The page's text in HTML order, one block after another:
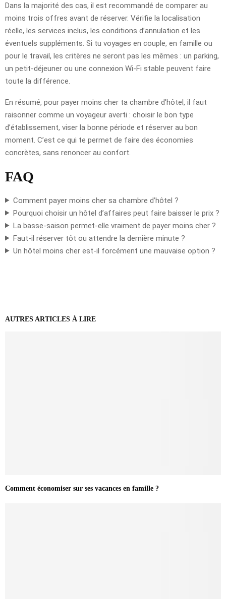
Dans la majorité des cas, il est recommandé de comparer au
moins trois offres avant de réserver. Vérifie la localisation
réelle, les services inclus, les conditions d’annulation et les
éventuels suppléments. Si tu voyages en couple, en famille ou
pour le travail, les critères ne seront pas les mêmes : un parking,
un petit-déjeuner ou une connexion Wi-Fi stable peuvent faire
toute la différence.
En résumé, pour payer moins cher ta chambre d’hôtel, il faut
raisonner comme un voyageur averti : choisir le bon type
d’établissement, viser la bonne période et réserver au bon
moment. C’est ce qui te permet de faire des économies
concrètes, sans renoncer au confort.
FAQ
Comment payer moins cher sa chambre d’hôtel ?
Pourquoi choisir un hôtel d’affaires peut faire baisser le prix ?
La basse-saison permet-elle vraiment de payer moins cher ?
Faut-il réserver tôt ou attendre la dernière minute ?
Un hôtel moins cher est-il forcément une mauvaise option ?
AUTRES ARTICLES À LIRE
Comment économiser sur ses vacances en famille ?